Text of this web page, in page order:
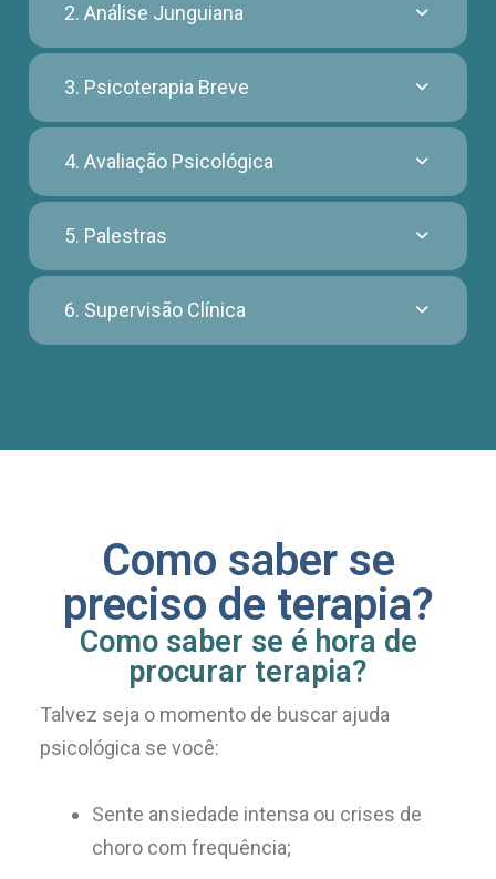
2. Análise Junguiana
3. Psicoterapia Breve
4. Avaliação Psicológica
5. Palestras
6. Supervisão Clínica
Como saber se
preciso de terapia?
Como saber se é hora de
procurar terapia?
Talvez seja o momento de buscar ajuda
psicológica se você:
Sente ansiedade intensa ou crises de
choro com frequência;